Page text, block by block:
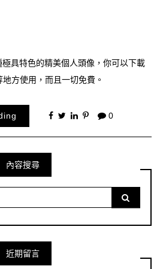
具特色的精美個人頭像，你可以下載
方使用，而且一切免費。
0
內容搜尋
近期留言